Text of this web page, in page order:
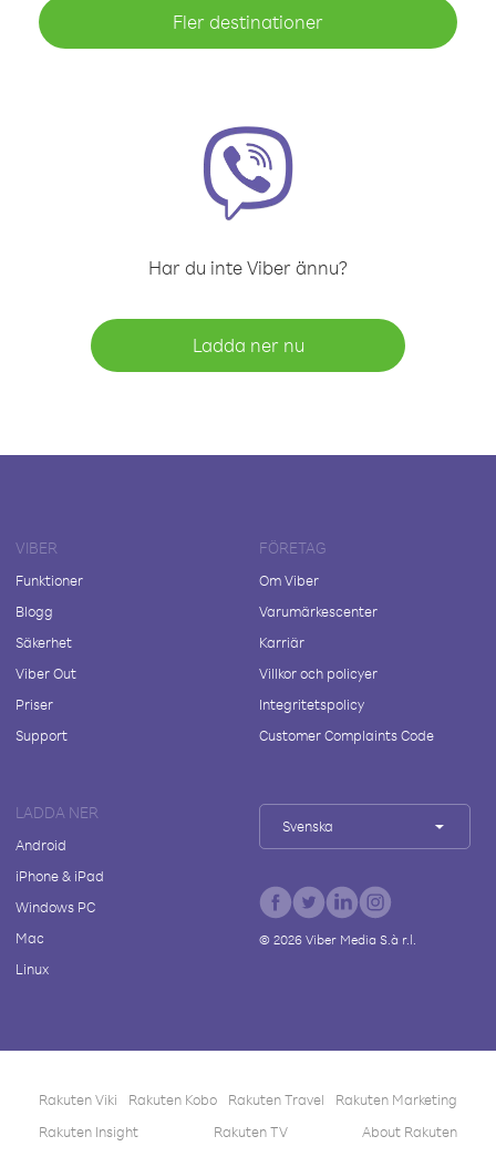
Fler destinationer
Har du inte Viber ännu?
Ladda ner nu
VIBER
Funktioner
Blogg
Säkerhet
Viber Out
Priser
Support
FÖRETAG
Om Viber
Varumärkescenter
Karriär
Villkor och policyer
Integritetspolicy
Customer Complaints Code
LADDA NER
Android
iPhone & iPad
Windows PC
Mac
Linux
Svenska
© 2026Viber Media S.à r.l.
Rakuten Viki Rakuten Kobo Rakuten Travel
Rakuten Marketing
Rakuten Insight
Rakuten TV About Rakuten